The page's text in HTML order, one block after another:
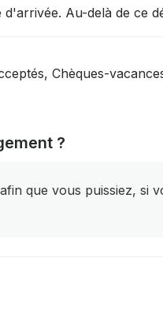
Au-delà de ce
Chèques-
?
que vous puissiez, si